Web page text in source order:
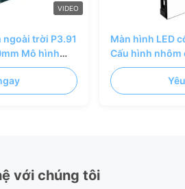
VIDEO
ngoài trời P3.91
Mô hình
Màn hình LED
Cấu hình nhôm
500x1000mm
với chúng tôi